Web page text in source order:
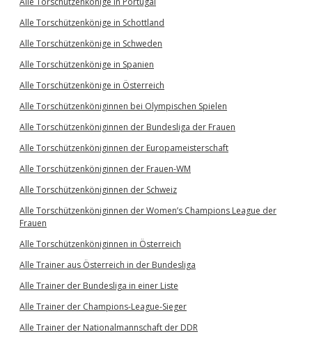
Alle Torschützenkönige in Schottland
Alle Torschützenkönige in Schweden
Alle Torschützenkönige in Spanien
Alle Torschützenkönige in Österreich
Alle Torschützenköniginnen bei Olympischen Spielen
Alle Torschützenköniginnen der Bundesliga der Frauen
Alle Torschützenköniginnen der Europameisterschaft
Alle Torschützenköniginnen der Frauen-WM
Alle Torschützenköniginnen der Schweiz
Alle Torschützenköniginnen der Women’s Champions League der
Frauen
Alle Torschützenköniginnen in Österreich
Alle Trainer aus Österreich in der Bundesliga
Alle Trainer der Bundesliga in einer Liste
Alle Trainer der Champions-League-Sieger
Alle Trainer der Nationalmannschaft der DDR